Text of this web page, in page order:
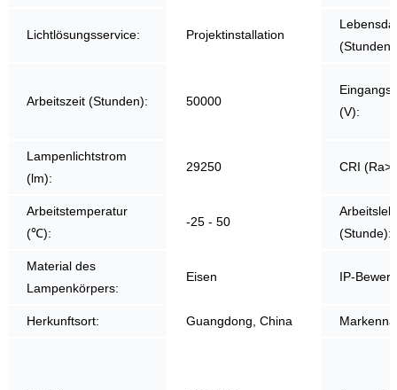
Lichtlösungsservice: Projektinstallation
Arbeitszeit (Stunden): 50000
(V):
Lampenlichtstrom
(lm):
29250 CRI
Arbeitstemperatur
(℃):
-25 - 50
(Stunde):
Material des
Lampenkörpers:
Eisen IP-
Herkunftsort: Guangdong, China